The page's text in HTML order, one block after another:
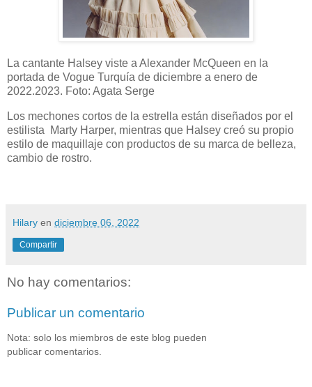
La cantante Halsey viste a Alexander McQueen en la
portada de Vogue Turquía de diciembre a enero de
2022.2023. Foto: Agata Serge
Los mechones cortos de la estrella están diseñados por el
estilista Marty Harper, mientras que Halsey creó su propio
estilo de maquillaje con productos de su marca de belleza,
cambio de rostro.
Hilary en diciembre 06, 2022
Compartir
No hay comentarios:
Publicar un comentario
Nota: solo los miembros de este blog pueden
publicar comentarios.